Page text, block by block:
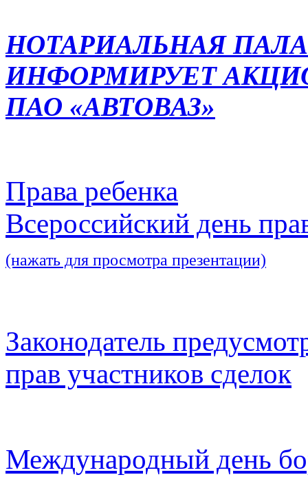
НОТАРИАЛЬНАЯ
ИНФОРМИРУЕТ
ПАО «АВТОВАЗ»
Права ребенка
Всероссийский день
(нажать для просмотра презентации)
Законодатель
прав участников сделок
Международный день